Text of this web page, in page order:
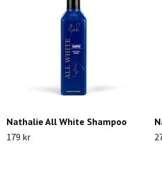
Nathalie All White Shampoo
179 kr